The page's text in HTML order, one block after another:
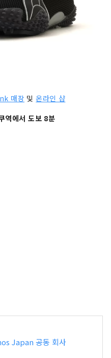
매장 및온라인 샵
역에서 도보 8분
Japan 공동 회사